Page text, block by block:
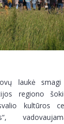
laukė
regiono
kultūros